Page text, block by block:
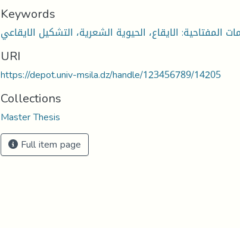
Keywords
المفتاحية: الايقاع، الحيوية الشعرية، التشكيل الايقاعي
URI
https://depot.univ-msila.dz/handle/123456789/14205
Collections
Master Thesis
Full item page